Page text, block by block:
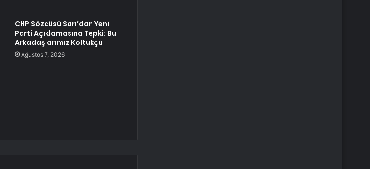
CHP Sözcüsü Sarı’dan Yeni
Parti Açıklamasına Tepki: Bu
Arkadaşlarımız Koltukçu
Ağustos 7, 2026